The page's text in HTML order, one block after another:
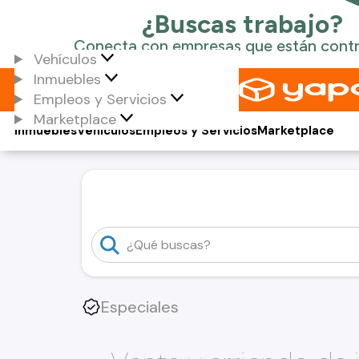
Vehículos
Inmuebles
Empleos y Servicios
Marketplace
Vehículos
Inmuebles Empleos y ServiciosMarketplace
Especiales